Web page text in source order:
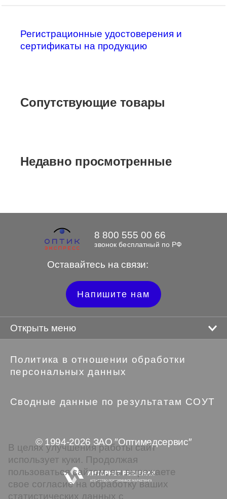
Регистрационные удостоверения и
сертификаты на продукцию
Сопутствующие товары
Недавно просмотренные
Оставайтесь на связи:
8 800 555 00 66
звонок бесплатный по РФ
Напишите нам
Открыть меню
Политика в отношении обработки
персональных данных
Сводные данные по результатам СОУТ
© 1994-2026 ЗАО ″Оптимедсервис″
В целях улучшения работы сайт
использует куки. Продолжая
пользоваться сайтом, вы выражаете
свое согласие на обработку ваших
статистических данных с